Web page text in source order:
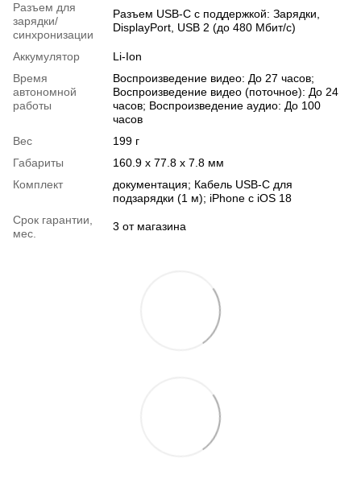
Разъем для
зарядки/
синхронизации
Разъем USB-C с поддержкой: Зарядки,
DisplayPort, USB 2 (до 480 Мбит/с)
Аккумулятор
Li-Ion
Время
автономной
работы
Воспроизведение видео: До 27 часов;
Воспроизведение видео (поточное): До 24
часов; Воспроизведение аудио: До 100
часов
Вес
199 г
Габариты
160.9 х 77.8 х 7.8 мм
Комплект
документация; Кабель USB-C для
подзарядки (1 м); iPhone с iOS 18
Срок гарантии,
мес.
3 от магазина